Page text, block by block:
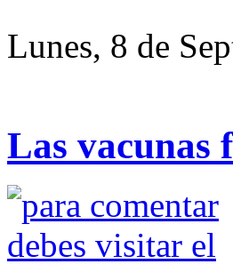
Lunes, 8 de
Las vacunas